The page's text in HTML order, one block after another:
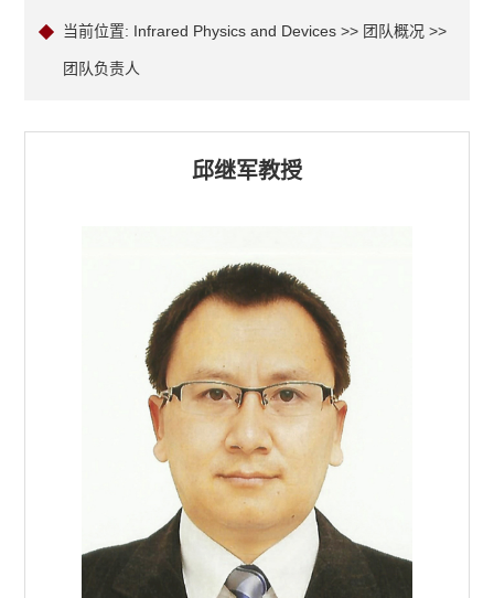
当前位置: Infrared Physics and Devices >> 团队概况 >>
团队负责人
邱继军教授